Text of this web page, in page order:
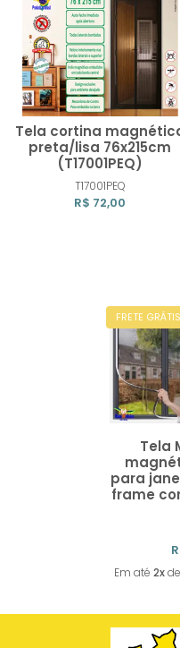
Tela cortina
preta/lisa 76x215cm
(T17001PEQ)
T17001PEQ
R$ 72,00
Tela
para
frame
Em até 2xde